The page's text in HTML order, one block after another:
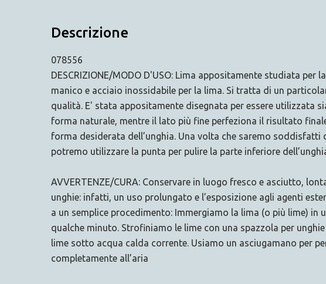
Descrizione
078556
DESCRIZIONE/MODO D'USO: Lima appositamente studiata
manico e acciaio inossidabile per la lima. Si tratta di un
qualità. E' stata appositamente disegnata per essere utilizzata
forma naturale, mentre il lato più fine perfeziona il risultato
forma desiderata dell’unghia. Una volta che saremo
potremo utilizzare la punta per pulire la parte inferiore
AVVERTENZE/CURA: Conservare in luogo fresco e asciutto,
unghie: infatti, un uso prolungato e l’esposizione agli agenti
a un semplice procedimento: Immergiamo la lima (o più lime)
qualche minuto. Strofiniamo le lime con una spazzola per
lime sotto acqua calda corrente. Usiamo un asciugamano per
completamente all’aria